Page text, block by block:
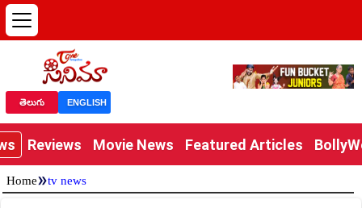
తెలుగు ENGLISH
Reviews Movie News Featured Articles
Home»tv news